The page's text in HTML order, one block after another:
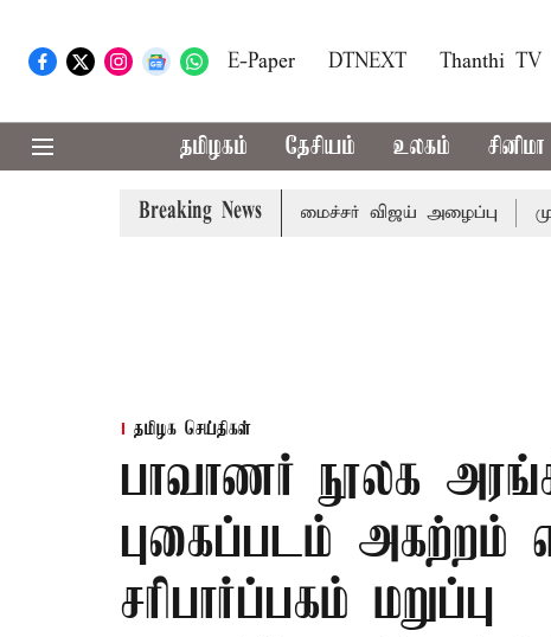
E-Paper DTNEXT Thanthi TV
தமிழகம் தேசியம் உலகம் சினிமா
Breaking News
கூட்டத்துக்கு முதல்-அமைச்சர் விஜய் அழைப்பு முன்னாள்
தமிழக செய்திகள்
பாவாணர் நூலக
புகைப்படம் அகற்றம்
சரிபார்ப்பகம் மறுப்பு